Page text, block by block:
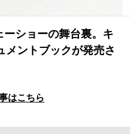
ーショーの舞台裏。キ
メントブックが発売さ
はこちら